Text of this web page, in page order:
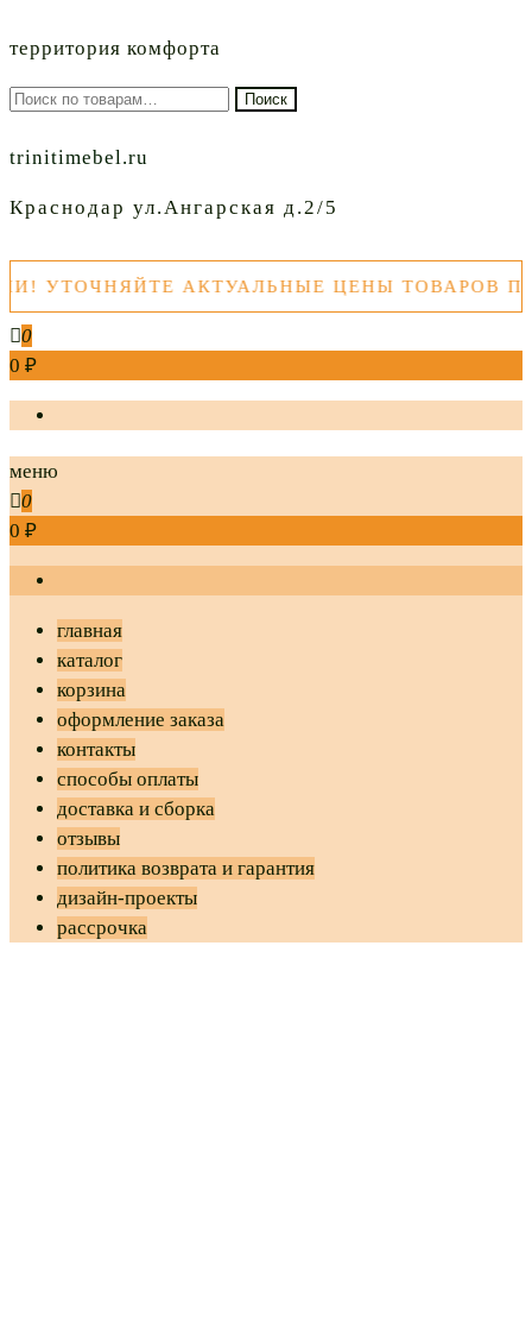
территория комфорта
Искать: Поиск
trinitimebel.ru
Краснодар ул.Ангарская д.2/5
АКТУАЛЬНЫЕ ЦЕНЫ ТОВАРОВ
0
0 ₽
меню
0
0 ₽
главная
каталог
корзина
оформление заказа
контакты
способы оплаты
доставка и сборка
отзывы
политика возврата и гарантия
дизайн-проекты
рассрочка